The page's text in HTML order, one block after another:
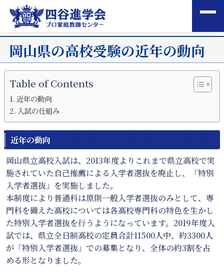
岡山県の高校受験の近年の動向
Table of Contents
近年の動向
入試の仕組み
近年の動向
岡山県立高校入試は、2013年度よりこれまで県立高校で実
施されていた自己推薦による入学者選抜を廃止し、「特別
入学者選抜」を実施しました。
本制度により普通科は原則一般入学者選抜のみとして、専
門科を備えた高校については各高校専門科の特色を生かし
た特別入学者選抜を行うようになっています。2019年度入
試では、県立全日制高校の定員合計11500人中、約3300人
が「特別入学者選抜」での募集となり、全体の約3割を占
める形となりました。